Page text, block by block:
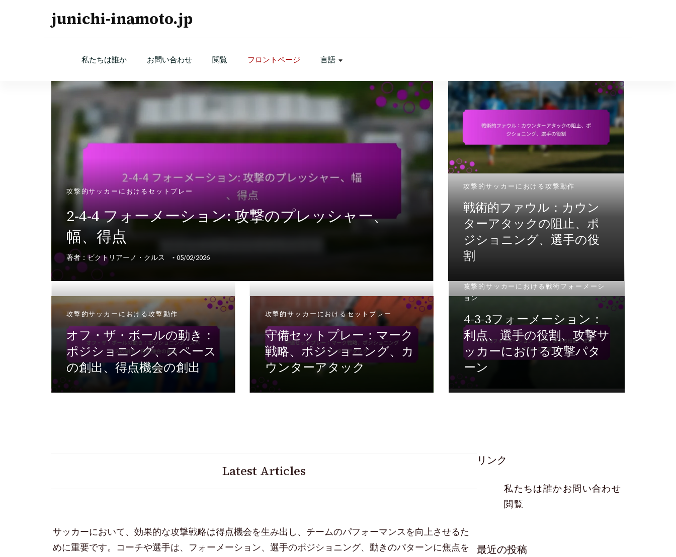
junichi-inamoto.jp
私たちは誰か お問い合わせ 閲覧 フロントページ 言語
攻撃的サッカーにおけるセットプレー
2-4-4 フォーメーション: 攻撃のプレッシャー、
幅、得点
著者：ビクトリアーノ・クルス 05/02/2026
攻撃的サッカーにおける攻撃動作
戦術的ファウル：カウン
ターアタックの阻止、ポ
ジショニング、選手の役
割
攻撃的サッカーにおける攻撃動作
オフ・ザ・ボールの動き：
ポジショニング、スペース
の創出、得点機会の創出
攻撃的サッカーにおけるセットプレー
守備セットプレー：マーク
戦略、ポジショニング、カ
ウンターアタック
攻撃的サッカーにおける戦術フォーメーシ
ョン
4-3-3フォーメーション：
利点、選手の役割、攻撃サ
ッカーにおける攻撃パタ
ーン
Latest Articles
サッカーにおいて、効果的な攻撃戦略は得点機会を生み出し、チームのパフォーマンスを向上させるた
めに重要です。コーチや選手は、フォーメーション、選手のポジショニング、動きのパターンに焦点を
リンク
私たちは誰かお問い合わせ
閲覧
最近の投稿